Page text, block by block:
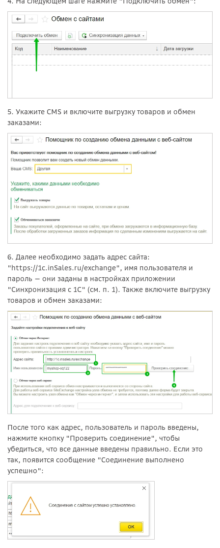
5. Укажите CMS и включите выгрузку товаров и обмен
заказами:
6. Далее необходимо задать адрес сайта:
"https://1c.inSales.ru/exchange", имя пользователя и
пароль — они заданы в настройках приложении
"Синхронизация с 1С" (см. п. 1). Также включите выгрузку
товаров и обмен заказами:
После того как адрес, пользователь и пароль введены,
нажмите кнопку "Проверить соединение", чтобы
убедиться, что все данные введены правильно. Если это
так, появится сообщение "Соединение выполнено
успешно":